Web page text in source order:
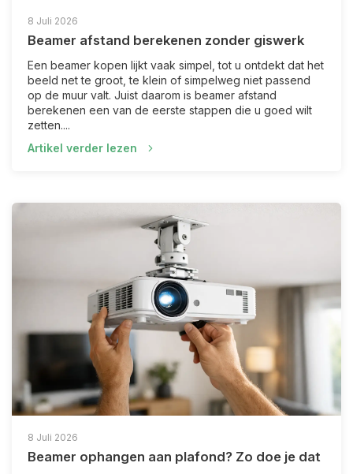
8 Juli 2026
Beamer afstand berekenen zonder giswerk
Een beamer kopen lijkt vaak simpel, tot u ontdekt dat het
beeld net te groot, te klein of simpelweg niet passend
op de muur valt. Juist daarom is beamer afstand
berekenen een van de eerste stappen die u goed wilt
zetten....
Artikel verder lezen
8 Juli 2026
Beamer ophangen aan plafond? Zo doe je dat